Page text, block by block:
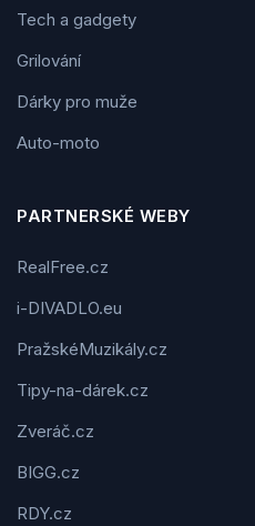
Tech a gadgety
Grilování
Dárky pro muže
Auto-moto
PARTNERSKÉ WEBY
RealFree.cz
i-DIVADLO.eu
PražskéMuzikály.cz
Tipy-na-dárek.cz
Zveráč.cz
BIGG.cz
RDY.cz